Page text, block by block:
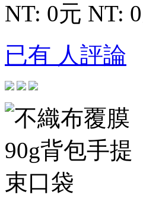
NT: 0元 NT:
已有 人評論